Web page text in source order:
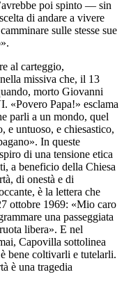
poi spinto — sin
di andare a vivere
sulle stesse sue
al carteggio,
missiva che, il 13
morto Giovanni
«Povero Papa!» esclama
parli a un mondo, quel
e untuoso, e chiesastico,
In queste
di una tensione etica
a beneficio della Chiesa
di onestà e di
è la lettera che
ottobre 1969: «Mio caro
una passeggiata
libera». E nel
Capovilla sottolinea
bene coltivarli e tutelarli.
è una tragedia